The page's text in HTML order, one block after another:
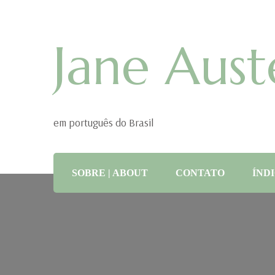
Jane
em português do Brasil
SOBRE | ABOUT CONTATO